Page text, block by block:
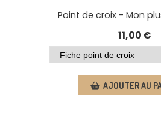
Point de croix - Mon
11,00€
AJOUTER AU